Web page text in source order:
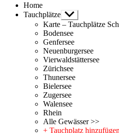
Home
Tauchplätze Untermenü
anzeigen
Karte – Tauchplätze
Bodensee
Genfersee
Neuenburgersee
Vierwaldstättersee
Zürichsee
Thunersee
Bielersee
Zugersee
Walensee
Rhein
Alle Gewässer >>
+ Tauchplatz hinzufügen